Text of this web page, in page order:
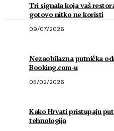
Tri signala koja vaš
gotovo nitko ne koristi
09/07/2026
Nezaobilazna putnička
Booking.com-u
05/02/2026
Kako Hrvati pristupaju
tehnologija